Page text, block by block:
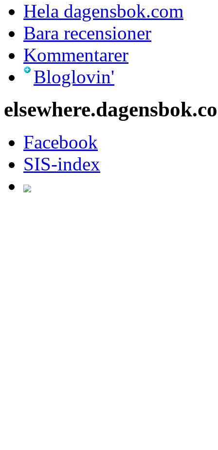
Hela dagensbok.com
Bara recensioner
Kommentarer
Bloglovin'
Facebook
SIS-index